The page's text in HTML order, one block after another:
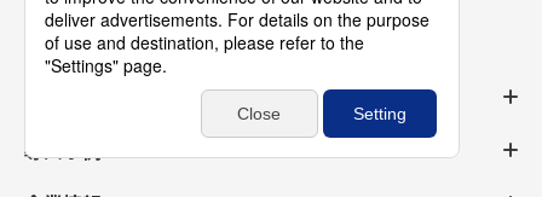
製品情報
武蔵エンジニアリングの強み
導入事例